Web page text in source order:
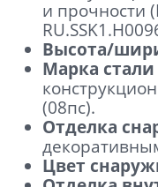
и прочности
Высота/
Марка стали
(08пс).
Отделка
Цвет
персональных